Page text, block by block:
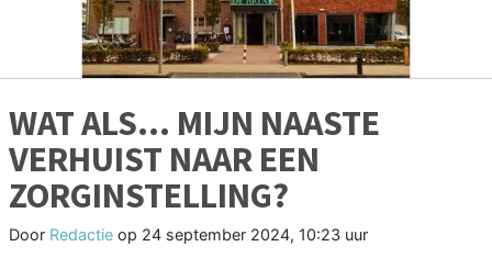
WAT ALS… MIJN NAASTE
VERHUIST NAAR EEN
ZORGINSTELLING?
Door Redactie op 24 september 2024, 10:23 uur